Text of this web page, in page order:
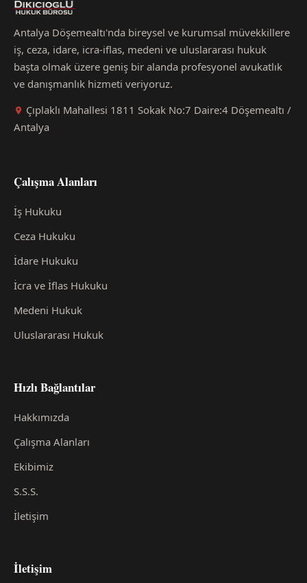
Antalya Döşemealtı'nda bireysel ve kurumsal müvekkillere
iş, ceza, idare, icra-iflas, medeni ve uluslararası hukuk
başta olmak üzere geniş bir alanda profesyonel avukatlık
ve danışmanlık hizmeti veriyoruz.
Çıplaklı Mahallesi 1811 Sokak No:7 Daire:4 Döşemealtı /
Antalya
Çalışma Alanları
İş Hukuku
Ceza Hukuku
İdare Hukuku
İcra ve İflas Hukuku
Medeni Hukuk
Uluslararası Hukuk
Hızlı Bağlantılar
Hakkımızda
Çalışma Alanları
Ekibimiz
S.S.S.
İletişim
İletişim